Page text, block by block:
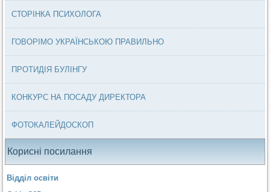
СТОРІНКА ПСИХОЛОГА
ГОВОРІМО УКРАЇНСЬКОЮ ПРАВИЛЬНО
ПРОТИДІЯ БУЛІНГУ
КОНКУРС НА ПОСАДУ ДИРЕКТОРА
ФОТОКАЛЕЙДОСКОП
Корисні посилання
Відділ освіти